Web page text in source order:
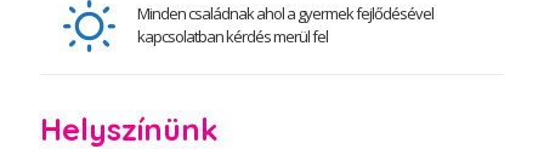
Minden családnak ahol a gyermek fejlődésével
kapcsolatban kérdés merül fel
Helyszínünk